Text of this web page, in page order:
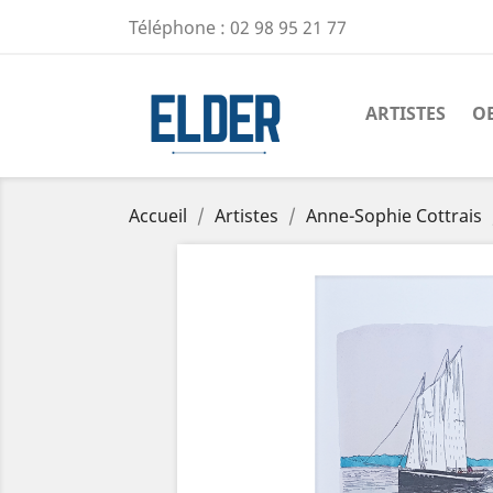
Téléphone : 02 98 95 21 77
ARTISTES
Accueil Artistes Anne-Sophie Cottrais